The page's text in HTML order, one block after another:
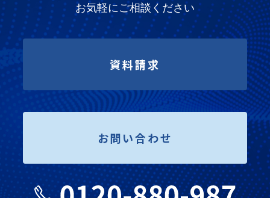
お気軽にご相談ください
資料請求
お問い合わせ